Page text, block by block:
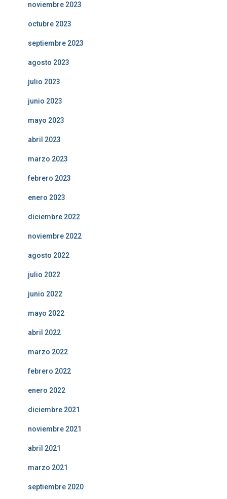
noviembre 2023
octubre 2023
septiembre 2023
agosto 2023
julio 2023
junio 2023
mayo 2023
abril 2023
marzo 2023
febrero 2023
enero 2023
diciembre 2022
noviembre 2022
agosto 2022
julio 2022
junio 2022
mayo 2022
abril 2022
marzo 2022
febrero 2022
enero 2022
diciembre 2021
noviembre 2021
abril 2021
marzo 2021
septiembre 2020